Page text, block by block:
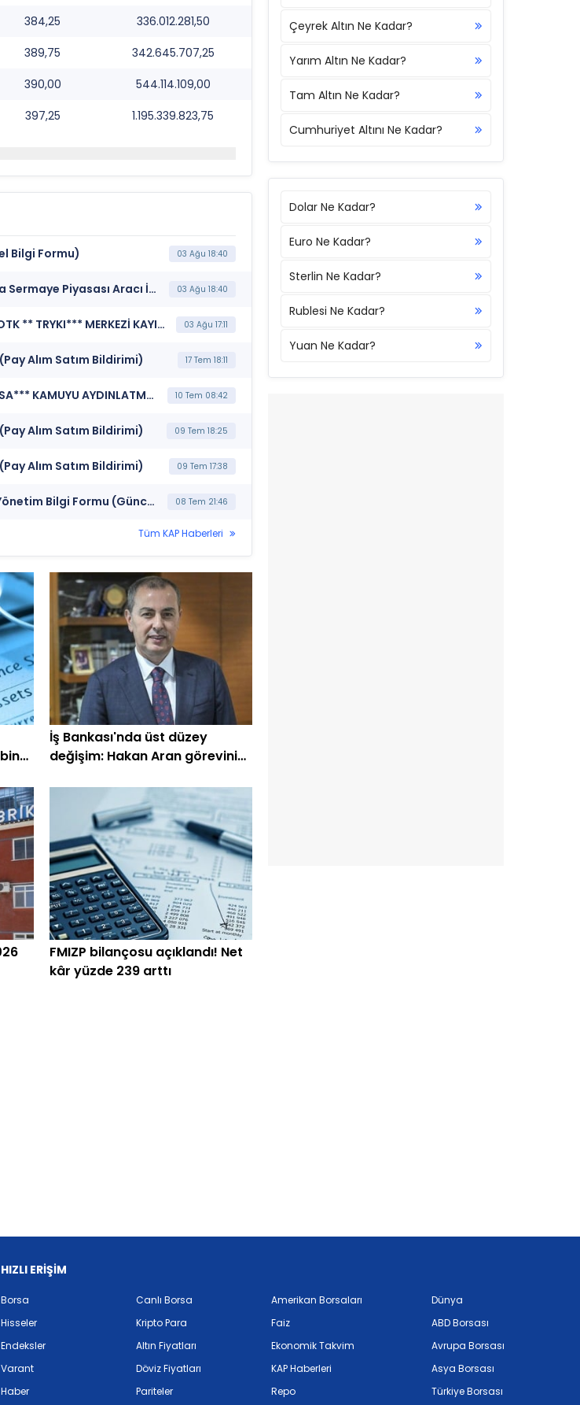
384,25
336.012.281,50
389,75
342.645.707,25
390,00
544.114.109,00
397,25 1.195.339.823,75
Bilgi Formu) 03 Ağu 18:40
***ALKLC*** ALTINKILIÇ GIDA VE SÜT SANAYİ TİCARET A.Ş. (Pay Dışında Sermaye Piyasası Aracı İşlemlerine İlişkin Bildirim (Faiz İçeren)) 03 Ağu 18:40
***ALKLC ** TAMFA ** KTP ** KARSN ** DNYVA ** ZKBVR ** EKTVK ** YEOTK ** TRYKI*** MERKEZİ KAYIT KURULUŞU A.Ş. (Borçlanma Araçları, Yatırım Fonları ve Varant İtfa/Kupon/Getiri/ Nakdi Uzlaşı Ödeme İşlemleri) 03 Ağu 17:11
(Pay Alım Satım Bildirimi) 17 Tem 18:11
***ALKLC ** TLY ** DMRGD ** PASEU ** DFI ** ISKPL ** PNU ** SKP ** SASA*** KAMUYU AYDINLATMA PLATFORMU (Kamuyu Aydınlatma Platformu Duyurusu) 10 Tem 08:42
(Pay Alım Satım Bildirimi) 09 Tem 18:25
(Pay Alım Satım Bildirimi) 09 Tem 17:38
***ALKLC*** ALTINKILIÇ GIDA VE SÜT SANAYİ TİCARET A.Ş. (Kurumsal Yönetim Bilgi Formu (Güncelleme) - Yönetim Kurulu-2) 08 Tem 21:46
Tüm KAP Haberleri
İş Bankası'nda üst düzey
değişim: Hakan Aran görevini
FMIZP bilançosu açıklandı! Net
kâr yüzde 239 arttı
Çeyrek Altın Ne Kadar?
Yarım Altın Ne Kadar?
Tam Altın Ne Kadar?
Cumhuriyet Altını Ne Kadar?
Dolar Ne Kadar?
Euro Ne Kadar?
Sterlin Ne Kadar?
Rublesi Ne Kadar?
Yuan Ne Kadar?
HIZLI ERİŞİM
Borsa
Hisseler
Endeksler
Varant
Haber
Canlı Borsa
Kripto Para
Altın Fiyatları
Döviz Fiyatları
Pariteler
Amerikan Borsaları
Faiz
Ekonomik Takvim
KAP Haberleri
Repo
Dünya
ABD Borsası
Avrupa Borsası
Asya Borsası
Türkiye Borsası